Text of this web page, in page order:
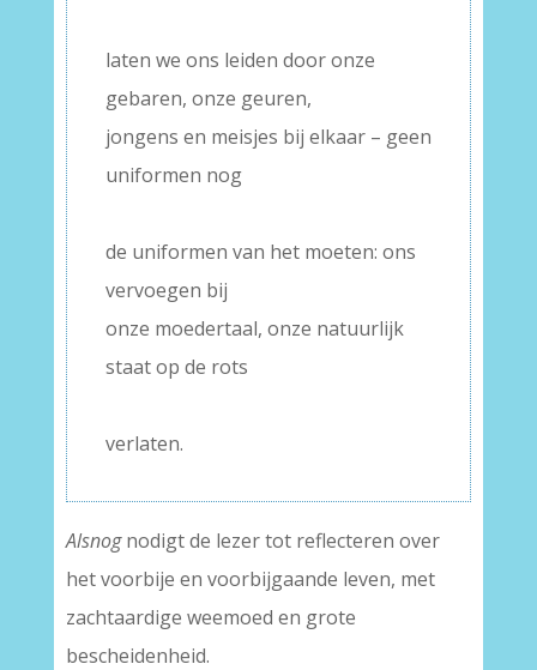
laten we ons leiden door onze
gebaren, onze geuren,
jongens en meisjes bij elkaar – geen
uniformen nog
de uniformen van het moeten: ons
vervoegen bij
onze moedertaal, onze natuurlijk
staat op de rots
verlaten.
Alsnognodigt de lezer tot reflecteren over
het voorbije en voorbijgaande leven, met
zachtaardige weemoed en grote
bescheidenheid.